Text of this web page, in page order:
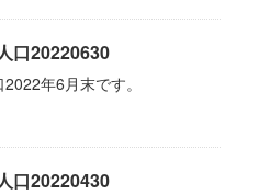
口20220630
年6月末です。
口20220430